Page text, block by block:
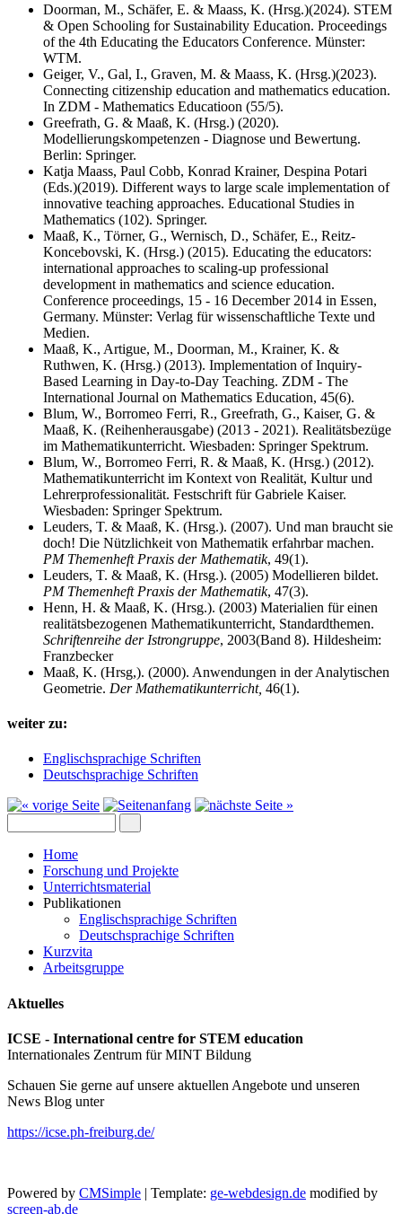
Doorman, M., Schäfer, E. & Maass, K. (Hrsg.)(2024). STEM
& Open Schooling for Sustainability Education. Proceedings
of the 4th Educating the Educators Conference. Münster:
WTM.
Geiger, V., Gal, I., Graven, M. & Maass, K. (Hrsg.)(2023).
Connecting citizenship education and mathematics education.
In ZDM - Mathematics Educatioon (55/5).
Greefrath, G. & Maaß, K. (Hrsg.) (2020).
Modellierungskompetenzen - Diagnose und Bewertung.
Berlin: Springer.
Katja Maass, Paul Cobb, Konrad Krainer, Despina Potari
(Eds.)(2019). Different ways to large scale implementation of
innovative teaching approaches. Educational Studies in
Mathematics (102). Springer.
Maaß, K., Törner, G., Wernisch, D., Schäfer, E., Reitz-
Koncebovski, K. (Hrsg.) (2015). Educating the educators:
international approaches to scaling-up professional
development in mathematics and science education.
Conference proceedings, 15 - 16 December 2014 in Essen,
Germany. Münster: Verlag für wissenschaftliche Texte und
Medien.
Maaß, K., Artigue, M., Doorman, M., Krainer, K. &
Ruthwen, K. (Hrsg.) (2013). Implementation of Inquiry-
Based Learning in Day-to-Day Teaching. ZDM - The
International Journal on Mathematics Education, 45(6).
Blum, W., Borromeo Ferri, R., Greefrath, G., Kaiser, G. &
Maaß, K. (Reihenherausgabe) (2013 - 2021). Realitätsbezüge
im Mathematikunterricht. Wiesbaden: Springer Spektrum.
Blum, W., Borromeo Ferri, R. & Maaß, K. (Hrsg.) (2012).
Mathematikunterricht im Kontext von Realität, Kultur und
Lehrerprofessionalität. Festschrift für Gabriele Kaiser.
Wiesbaden: Springer Spektrum.
Leuders, T. & Maaß, K. (Hrsg.). (2007). Und man braucht sie
doch! Die Nützlichkeit von Mathematik erfahrbar machen.
PM Themenheft Praxis der Mathematik, 49(1).
Leuders, T. & Maaß, K. (Hrsg.). (2005) Modellieren bildet.
PM Themenheft Praxis der Mathematik, 47(3).
Henn, H. & Maaß, K. (Hrsg.). (2003) Materialien für einen
realitätsbezogenen Mathematikunterricht, Standardthemen.
Schriftenreihe der Istrongruppe, 2003(Band 8). Hildesheim:
Franzbecker
Maaß, K. (Hrsg,). (2000). Anwendungen in der Analytischen
Geometrie. Der Mathematikunterricht, 46(1).
weiter zu:
Englischsprachige Schriften
Deutschsprachige Schriften
Home
Forschung und Projekte
Unterrichtsmaterial
Publikationen
Englischsprachige Schriften
Deutschsprachige Schriften
Kurzvita
Arbeitsgruppe
Aktuelles
ICSE - International centre for STEM education
Internationales Zentrum für MINT Bildung
Schauen Sie gerne auf unsere aktuellen Angebote und unseren
News Blog unter
https://icse.ph-freiburg.de/
Powered by CMSimple | Template: ge-webdesign.de modified by
screen-ab.de